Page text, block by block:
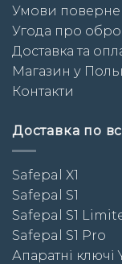
Умови
Угода про
Доставка та
Магазин у
Контакти
Доставка по
Safepal X1
Safepal S1
Safepal S1
Safepal S1 Pro
Апаратні